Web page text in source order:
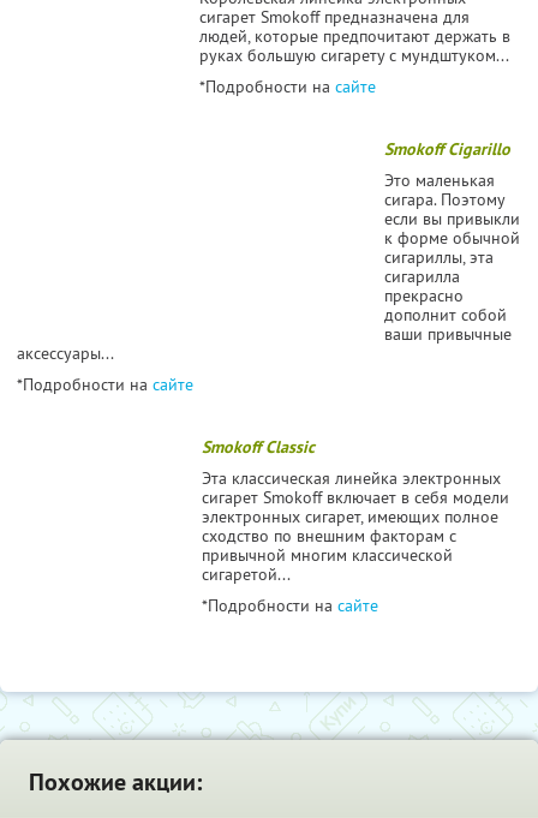
сигарет Smokoff предназначена для
людей, которые предпочитают держать в
руках большую сигарету с мундштуком...
*Подробности на сайте
Smokoff Cigarillo
Это маленькая
сигара. Поэтому
если вы привыкли
к форме обычной
сигариллы, эта
сигарилла
прекрасно
дополнит собой
ваши привычные
аксессуары...
*Подробности на сайте
Smokoff Classic
Эта классическая линейка электронных
сигарет Smokoff включает в себя модели
электронных сигарет, имеющих полное
сходство по внешним факторам с
привычной многим классической
сигаретой...
*Подробности на сайте
Похожие акции: